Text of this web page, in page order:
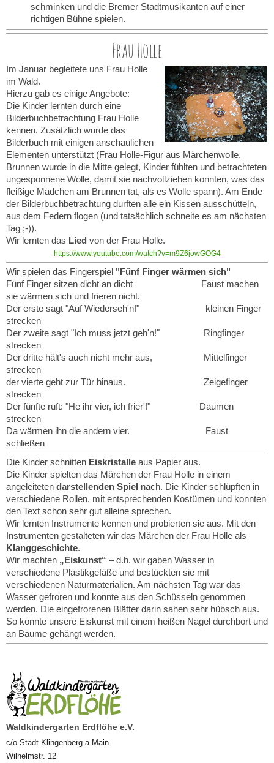
schminken und die Bremer Stadtmusikanten auf einer
richtigen Bühne spielen.
Frau Holle
Im Januar begleitete uns Frau Holle
im Wald.
Hierzu gab es einige Angebote:
Die Kinder lernten durch eine
Bilderbuchbetrachtung Frau Holle
kennen. Zusätzlich wurde das
Bilderbuch mit einigen anschaulichen
Elementen unterstützt (Frau Holle-Figur aus Märchenwolle,
Brunnen wurde in die Mitte gelegt, Kinder fühlten und betrachteten
ungesponnene Wolle, damit sie nachvollziehen konnten, was das
fleißige Mädchen am Brunnen tat, als es Wolle spann). Am Ende
der Bilderbuchbetrachtung durften alle ein Kissen ausschütteln,
aus dem Federn flogen (und tatsächlich schneite es am nächsten
Tag ;-)).
Wir lernten das Lied von der Frau Holle.
https://www.youtube.com/watch?v=m9Z6jowGOG4
Wir spielen das Fingerspiel "Fünf Finger wärmen sich"
Fünf Finger sitzen dicht an dicht Faust machen
sie wärmen sich und frieren nicht.
Der erste sagt "Auf Wiederseh'n!" kleinen Finger
strecken
Der zweite sagt "Ich muss jetzt geh'n!" Ringfinger
strecken
Der dritte hält's auch nicht mehr aus, Mittelfinger
strecken
der vierte geht zur Tür hinaus. Zeigefinger
strecken
Der fünfte ruft: "He ihr vier, ich frier'!" Daumen
strecken
Da wärmen ihn die andern vier. Faust
schließen
Die Kinder schnitten Eiskristalle aus Papier aus.
Die Kinder spielten das Märchen der Frau Holle in einem
angeleiteten darstellenden Spiel nach. Die Kinder schlüpften in
verschiedene Rollen, mit entsprechenden Kostümen und konnten
den Text schon sehr gut alleine sprechen.
Wir lernten Instrumente kennen und probierten sie aus. Mit den
Instrumenten gestalteten wir das Märchen der Frau Holle als
Klanggeschichte.
Wir machten „Eiskunst“ – d.h. wir gaben Wasser in
verschiedene Plastikgefäße und bestückten sie mit
verschiedenen Naturmaterialien. Am nächsten Tag war das
Wasser gefroren und konnte aus den Schüsseln genommen
werden. Die eingefrorenen Blätter darin sahen sehr hübsch aus.
So konnte unsere Eiskunst mit einem heißen Nagel durchbort und
an Bäume gehängt werden.
Waldkindergarten Erdflöhe e.V.
c/o Stadt Klingenberg a.Main
Wilhelmstr. 12